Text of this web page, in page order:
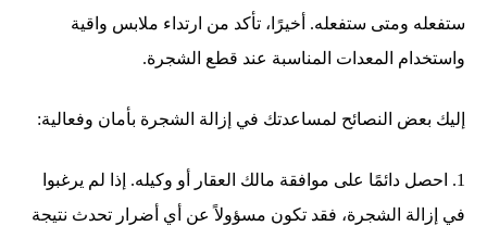
ستفعله ومتى ستفعله. أخيرًا، تأكد من ارتداء ملابس واقية
واستخدام المعدات المناسبة عند قطع الشجرة.
إليك بعض النصائح لمساعدتك في إزالة الشجرة بأمان وفعالية:
1. احصل دائمًا على موافقة مالك العقار أو وكيله. إذا لم يرغبوا
في إزالة الشجرة، فقد تكون مسؤولاً عن أي أضرار تحدث نتيجة